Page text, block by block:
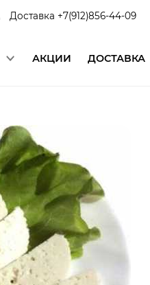
Доставка +7(912)856-44-09
АКЦИИ ДОСТАВКА